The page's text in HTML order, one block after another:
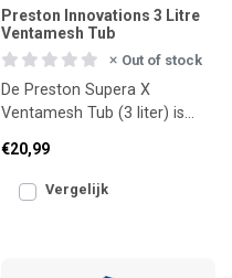
Preston Innovations 3 Litre
Ventamesh Tub
Out of stock
De Preston Supera X
Ventamesh Tub (3 liter) is
vervoeren van levend aas z
€20,99
Vergelijk